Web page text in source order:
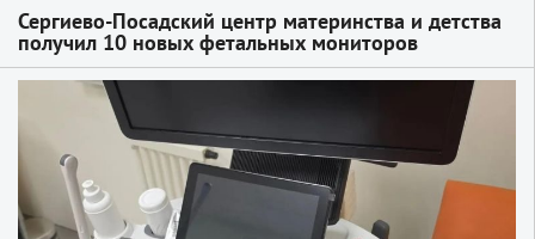
Сергиево-Посадский центр материнства и детства
получил 10 новых фетальных мониторов